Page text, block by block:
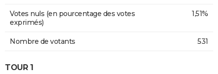
Votes nuls (en pourcentage des votes
exprimés)
1,51%
Nombre de votants 531
TOUR 1